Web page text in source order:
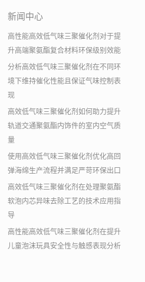
新闻中心
高性能高效低气味三聚催化剂对于提
升高端聚氨酯复合材料环保级别效能
分析高效低气味三聚催化剂在不同环
境下维持催化性能且保证气味控制表
现
高效低气味三聚催化剂如何助力提升
轨道交通聚氨酯内饰件的室内空气质
量
使用高效低气味三聚催化剂优化高回
弹海绵生产流程并满足严苛环保出口
高效低气味三聚催化剂在处理聚氨酯
软泡内芯异味去除工艺的技术应用指
导
高性能高效低气味三聚催化剂在提升
儿童泡沫玩具安全性与触感表现分析